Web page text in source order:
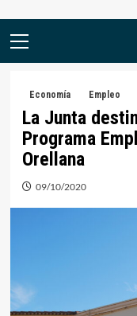
Menú
Economía Empleo
La Junta
Programa
Orellana
09/10/2020